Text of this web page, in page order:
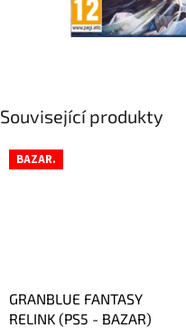
Související produkty
BAZAR.
GRANBLUE FANTASY
RELINK (PS5 - BAZAR)